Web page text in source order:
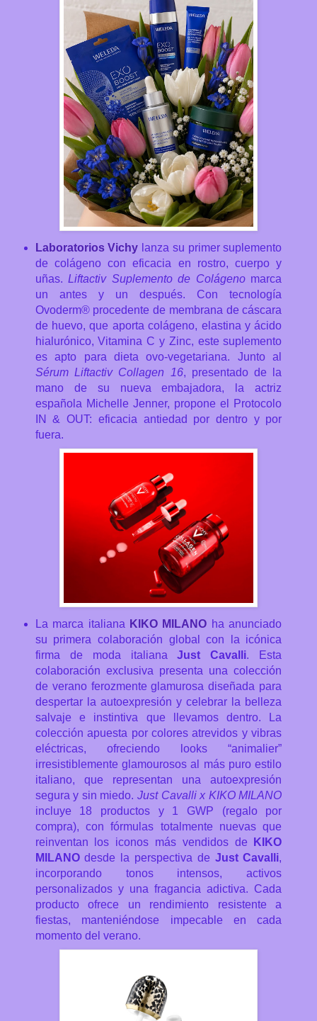
Laboratorios Vichy lanza su primer suplemento
de colágeno con eficacia en rostro, cuerpo y
uñas.Liftactiv Suplemento de Colágenomarca
un antes y un después. Con tecnología
Ovoderm® procedente de membrana de cáscara
de huevo, que aporta colágeno, elastina y ácido
hialurónico, Vitamina C y Zinc, este suplemento
es apto para dieta ovo-vegetariana. Junto al
Sérum Liftactiv Collagen 16, presentado de la
mano de su nueva embajadora, la actriz
española Michelle Jenner, propone el Protocolo
IN & OUT: eficacia antiedad por dentro y por
fuera.
La marca italiana KIKO MILANO ha anunciado
su primera colaboración global con la icónica
firma de moda italianaJust Cavalli.
Esta
colaboración exclusiva presenta una colección
de verano ferozmente glamurosa diseñada para
despertar la autoexpresión y celebrar la belleza
salvaje e instintiva que llevamos dentro. La
colección apuesta por colores atrevidos y vibras
eléctricas, ofreciendo looks “animalier”
irresistiblemente glamourosos al más puro estilo
italiano, que representan una autoexpresión
segura y sin miedo. Just Cavalli x KIKO MILANO
incluye 18 productos y 1 GWP (regalo por
compra), con fórmulas totalmente nuevas que
reinventan los iconos más vendidos de
KIKO
MILANOdesde la perspectiva de Just Cavalli,
incorporando tonos intensos, activos
personalizados y una fragancia adictiva. Cada
producto ofrece un rendimiento resistente a
fiestas, manteniéndose impecable en cada
momento del verano.